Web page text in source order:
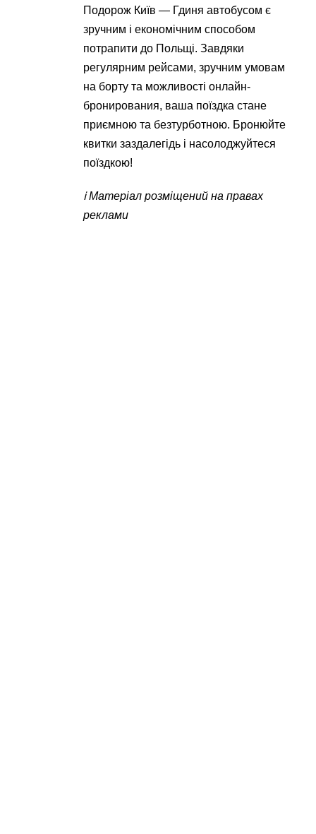
Подорож Київ — Гдиня автобусом є
зручним і економічним способом
потрапити до Польщі. Завдяки
регулярним рейсами, зручним умовам
на борту та можливості онлайн-
бронирования, ваша поїздка стане
приємною та безтурботною. Бронюйте
квитки заздалегідь і насолоджуйтеся
поїздкою!
ℹ️ Матеріал розміщений на правах
реклами